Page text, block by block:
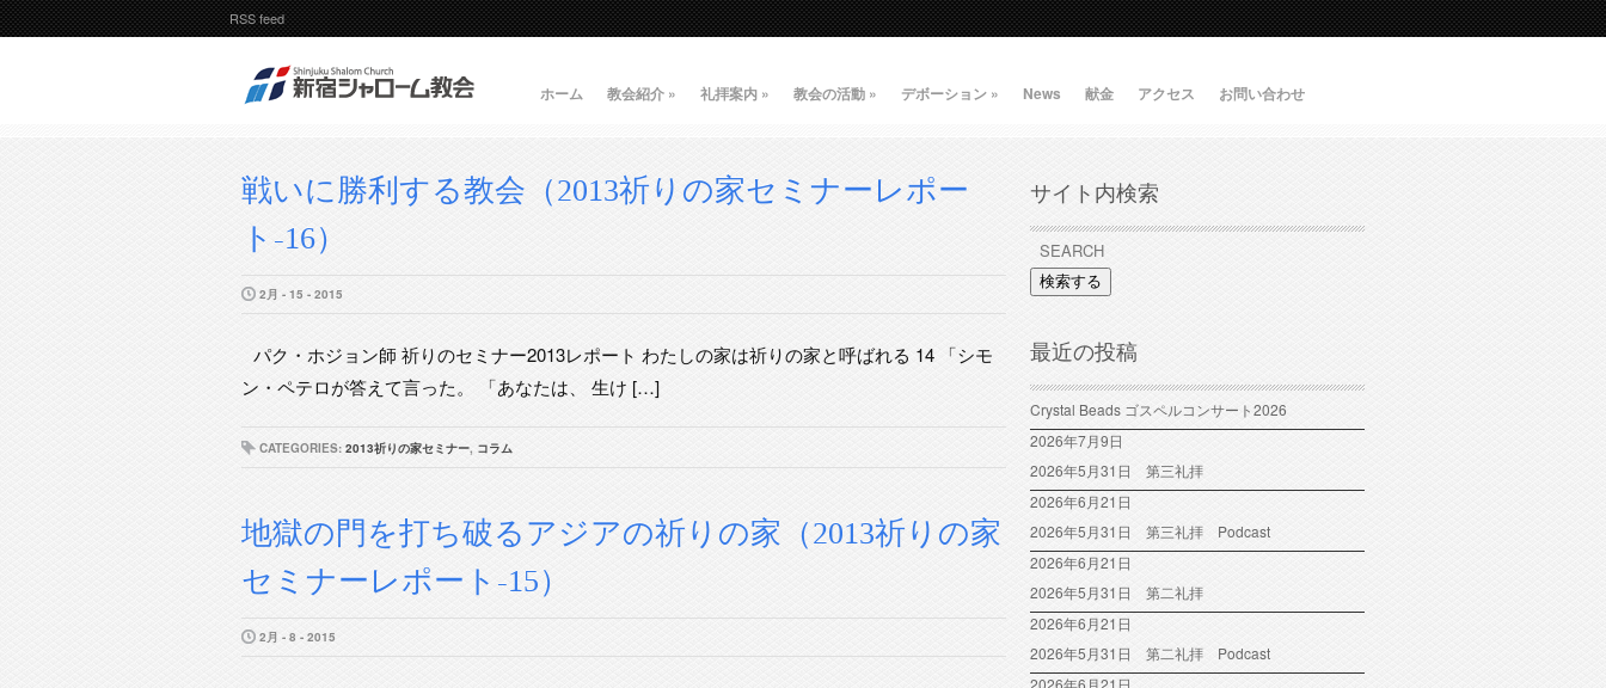
RSS feed
ホーム 教会紹介 » 礼拝案内 » 教会の活動 » デボーション » News 献金 アクセス お問い合わせ
戦いに勝利する教会（2013祈りの家セミナーレポー
ト-16）
2月 - 15 - 2015
パク・ホジョン師 祈りのセミナー2013レポート わたしの家は祈りの家と呼ばれる 14 「シモ
ン・ペテロが答えて言った。 「あなたは、 生け […]
CATEGORIES: 2013祈りの家セミナー, コラム
地獄の門を打ち破るアジアの祈りの家（2013祈りの家
セミナーレポート-15）
2月 - 8 - 2015
サイト内検索
検索する
最近の投稿
Crystal Beads ゴスペルコンサート2026
2026年7月9日
2026年5月31日 第三礼拝
2026年6月21日
2026年5月31日 第三礼拝 Podcast
2026年6月21日
2026年5月31日 第二礼拝
2026年6月21日
2026年5月31日 第二礼拝 Podcast
2026年6月21日